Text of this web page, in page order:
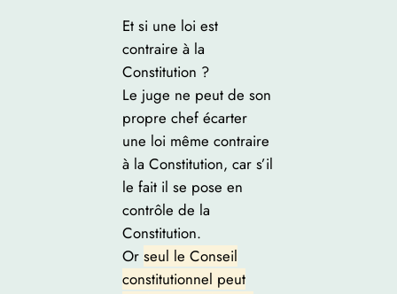
Et si une loi est
contraire à la
Constitution ?
Le juge ne peut de son
propre chef écarter
une loi même contraire
à la Constitution, car s’il
le fait il se pose en
contrôle de la
Constitution.
Or seul le Conseil
constitutionnel peut